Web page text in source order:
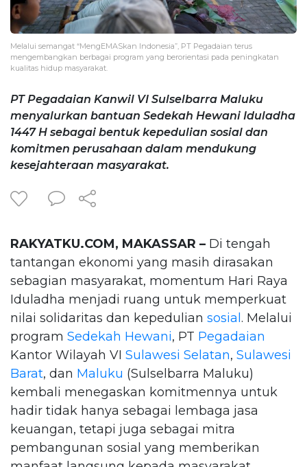
Melalui semangat “MengEMASkan Indonesia”, PT Pegadaian terus
mengembangkan berbagai program yang berorientasi pada peningkatan
kualitas hidup masyarakat.
PT Pegadaian Kanwil VI Sulselbarra Maluku
menyalurkan bantuan Sedekah Hewani Iduladha
1447 H sebagai bentuk kepedulian sosial dan
komitmen perusahaan dalam mendukung
kesejahteraan masyarakat.
RAKYATKU.COM, MAKASSAR – Di tengah
tantangan ekonomi yang masih dirasakan
sebagian masyarakat, momentum Hari Raya
Iduladha menjadi ruang untuk memperkuat
nilai solidaritas dan kepedulian sosial . Melalui
program Sedekah Hewani, PT Pegadaian
Kantor Wilayah VI Sulawesi Selatan, Sulawesi
Barat, dan Maluku (Sulselbarra Maluku)
kembali menegaskan komitmennya untuk
hadir tidak hanya sebagai lembaga jasa
keuangan, tetapi juga sebagai mitra
pembangunan sosial yang memberikan